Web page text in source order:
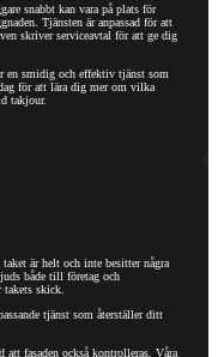
snabbt kan vara på plats för
Tjänsten är anpassad för att
skriver serviceavtal för att ge dig
en smidig och effektiv tjänst som
för att lära dig mer om vilka
takjour.
är helt och inte besitter några
både till företag och
skick.
tjänst som återställer ditt
att fasaden också kontrolleras. Våra